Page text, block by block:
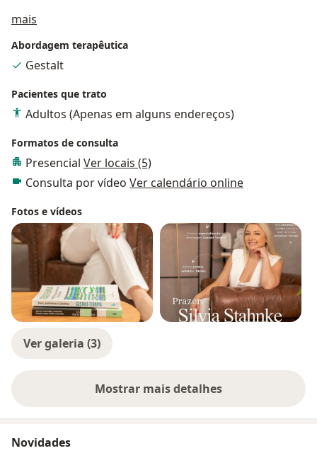
mais
Abordagem terapêutica
Gestalt
Pacientes que trato
Adultos (Apenas em alguns endereços)
Formatos de consulta
Presencial Ver locais (5)
Consulta por vídeo Ver calendário online
Fotos e vídeos
Ver galeria (3)
Mostrar mais detalhes
sobre a experiência
Novidades